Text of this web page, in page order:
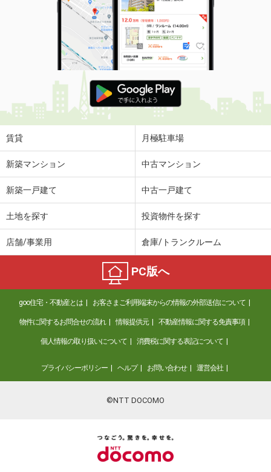
賃貸 月極駐車場
新築マンション 中古マンション
新築一戸建て 中古一戸建て
土地を探す 投資物件を探す
店舗/事業用 倉庫/トランクルーム
PC版へ
goo住宅・不動産とは お客さまご利用端末からの情報の外部送信について
物件に関するお問合せの流れ 情報提供元 不動産情報に関する免責事項
個人情報の取り扱いについて 消費税に関する表記について
プライバシーポリシー ヘルプ お問い合わせ 運営会社
©NTT DOCOMO